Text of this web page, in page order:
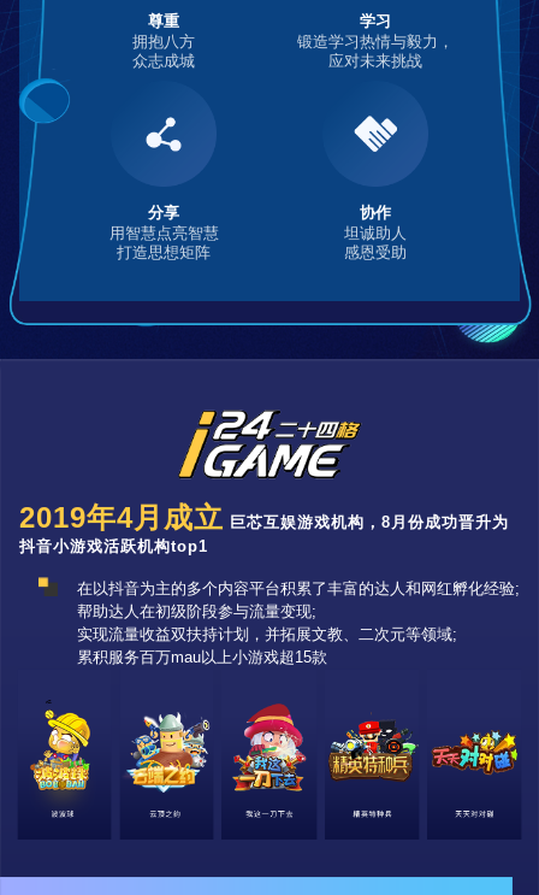
尊重
拥抱八方
众志成城
学习
锻造学习热情与毅力，
应对未来挑战
分享
用智慧点亮智慧
打造思想矩阵
协作
坦诚助人
感恩受助
2019年4月成立 巨芯互娱游戏机构，8月份成功晋升为
抖音小游戏活跃机构top1
在以抖音为主的多个内容平台积累了丰富的达人和网红孵化经验;
帮助达人在初级阶段参与流量变现;
实现流量收益双扶持计划，并拓展文教、二次元等领域;
累积服务百万mau以上小游戏超15款